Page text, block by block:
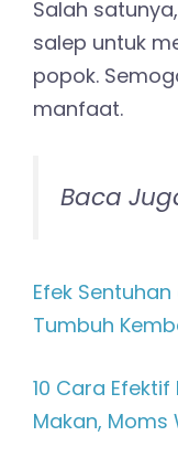
Salah
salep untuk
popok.
manfaat.
Baca
Efek
Tumbuh
10 Cara
Makan, Moms